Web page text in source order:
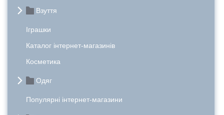
Взуття
Іграшки
Каталог інтернет-магазинів
Косметика
Одяг
Популярні інтернет-магазини